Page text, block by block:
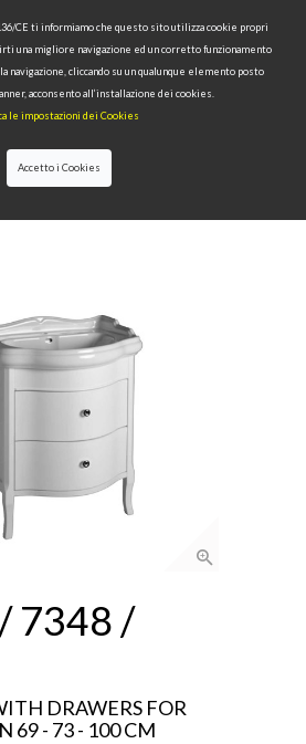
>RETRÒ>CABINET WITH
69 - 73 - 100 CM
7348 /
DRAWERS FOR
69 - 73 - 100 CM
CE ti informiamo che questo sito utilizza cookie propri
una migliore navigazione ed un corretto funzionamento
navigazione, cliccando su un qualunque elemento posto
acconsento all’installazione dei cookies.
le impostazioni dei Cookies
Accetto i Cookies